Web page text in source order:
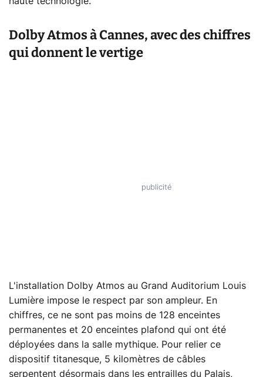
Dolby Atmos à Cannes, avec des chiffres
qui donnent le vertige
L'installation Dolby Atmos au Grand Auditorium Louis
Lumière impose le respect par son ampleur. En
chiffres, ce ne sont pas moins de 128 enceintes
permanentes et 20 enceintes plafond qui ont été
déployées dans la salle mythique. Pour relier ce
dispositif titanesque, 5 kilomètres de câbles
serpentent désormais dans les entrailles du Palais,